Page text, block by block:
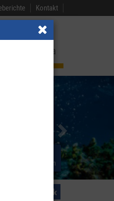
Kontakt
Afrika
begleiteten Reisen